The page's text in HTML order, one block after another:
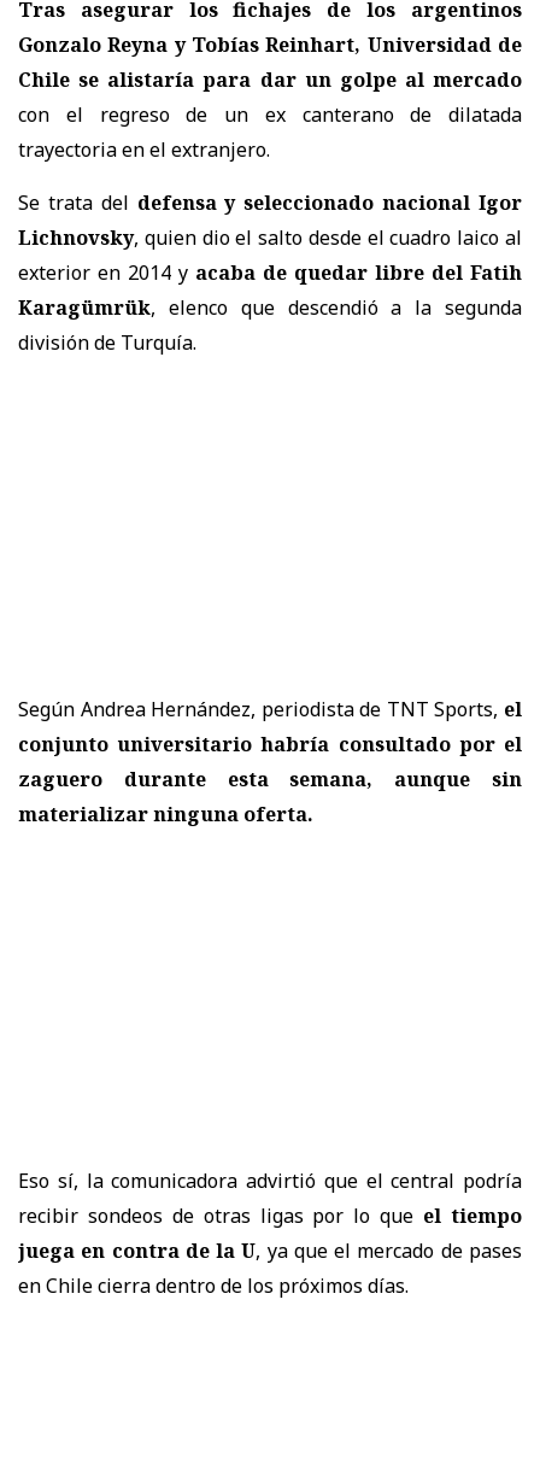
Tras asegurar los fichajes de los argentinos
Gonzalo Reyna y Tobías Reinhart, Universidad de
Chile se alistaría para dar un golpe al mercado
con el regreso de un ex canterano de dilatada
trayectoria en el extranjero.
Se trata del defensa y seleccionado nacional Igor
Lichnovsky, quien dio el salto desde el cuadro laico al
exterior en 2014 y acaba de quedar libre del Fatih
Karagümrük, elenco que descendió a la segunda
división de Turquía.
Según Andrea Hernández, periodista de TNT Sports, el
conjunto universitario habría consultado por el
zaguero
durante esta semana, aunque sin
materializar ninguna oferta.
Eso sí, la comunicadora advirtió que el central podría
recibir sondeos de otras ligas por lo que el tiempo
juega en contra de la U, ya que el mercado de pases
en Chile cierra dentro de los próximos días.